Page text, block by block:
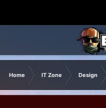
Home IT Zone Design